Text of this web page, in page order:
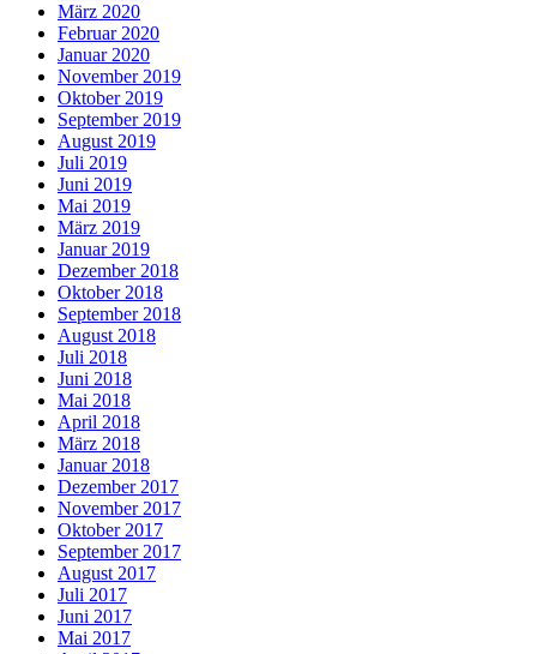
März 2020
Februar 2020
Januar 2020
November 2019
Oktober 2019
September 2019
August 2019
Juli 2019
Juni 2019
Mai 2019
März 2019
Januar 2019
Dezember 2018
Oktober 2018
September 2018
August 2018
Juli 2018
Juni 2018
Mai 2018
April 2018
März 2018
Januar 2018
Dezember 2017
November 2017
Oktober 2017
September 2017
August 2017
Juli 2017
Juni 2017
Mai 2017